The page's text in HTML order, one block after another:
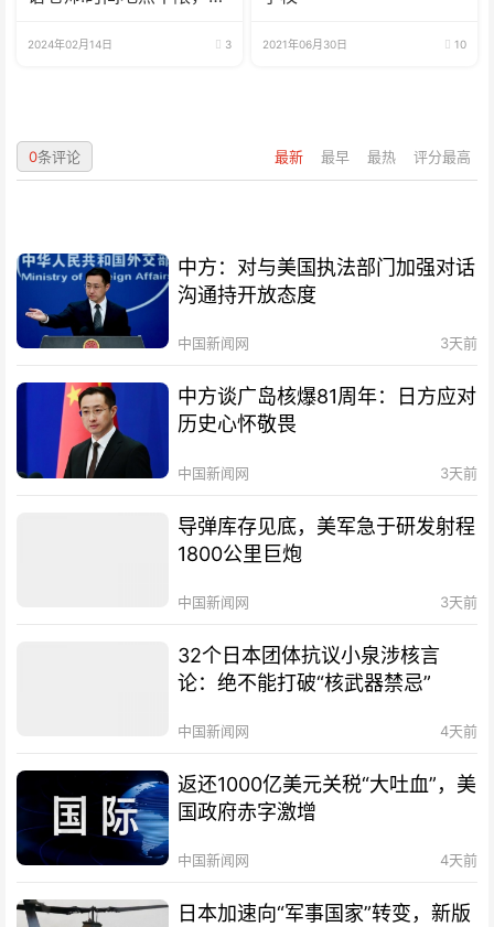
2024年02月14日 3 2021年06月30日 10
最新 最早 最热 评分最高
0条评论
中方：对与美国执法部门加强对话
沟通持开放态度
中国新闻网 3天前
中方谈广岛核爆81周年：日方应对
历史心怀敬畏
中国新闻网 3天前
导弹库存见底，美军急于研发射程
1800公里巨炮
中国新闻网 3天前
32个日本团体抗议小泉涉核言
论：绝不能打破“核武器禁忌”
中国新闻网 4天前
返还1000亿美元关税“大吐血”，美
国政府赤字激增
中国新闻网 4天前
日本加速向“军事国家”转变，新版